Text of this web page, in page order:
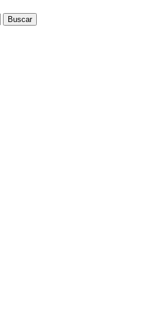
Buscar